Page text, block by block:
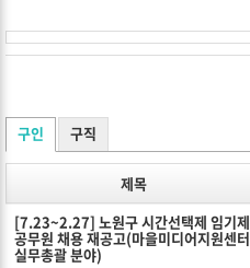
구인 구직
제목
[7.23~2.27] 노원구 시간선택제 임기제
공무원 채용 재공고(마을미디어지원센터
실무총괄 분야)